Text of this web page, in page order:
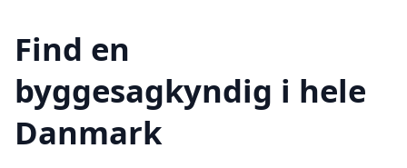
Find en
byggesagkyndig i hele
Danmark